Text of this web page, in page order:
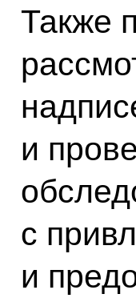
Также
и
с
и